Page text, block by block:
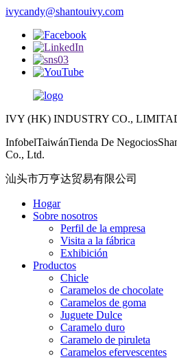
ivycandy@shantouivy.com
IVY (HK) INDUSTRY CO.,
InfobelTaiwánTienda De
Co., Ltd.
汕头市万亨达贸易有限公司
Hogar
Sobre nosotros
Perfil de la empresa
Visita a la fábrica
Exhibición
Productos
Chicle
Caramelos de chocolate
Caramelos de goma
Juguete Dulce
Caramelo duro
Caramelo de piruleta
Caramelos efervescentes